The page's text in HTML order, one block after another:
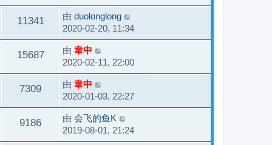
11341 由 duolonglong
2020-02-20, 11:34
15687 由 韋中
2020-02-11, 22:00
7309 由 韋中
2020-01-03, 22:27
9186 由 会飞的鱼K
2019-08-01, 21:24